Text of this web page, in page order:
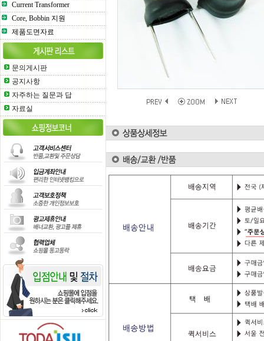
Current Transformer
Core, Bobbin 지원
제품도면자료
문의게시판
공지사항
자주하는 질문과 답
자료실